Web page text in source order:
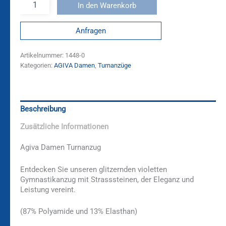
In den Warenkorb
Anfragen
Artikelnummer: 1448-0
Kategorien: AGIVA Damen, Turnanzüge
Beschreibung
Zusätzliche Informationen
Agiva Damen Turnanzug
Entdecken Sie unseren glitzernden violetten
Gymnastikanzug mit Strasssteinen, der Eleganz und
Leistung vereint.
(87% Polyamide und 13% Elasthan)